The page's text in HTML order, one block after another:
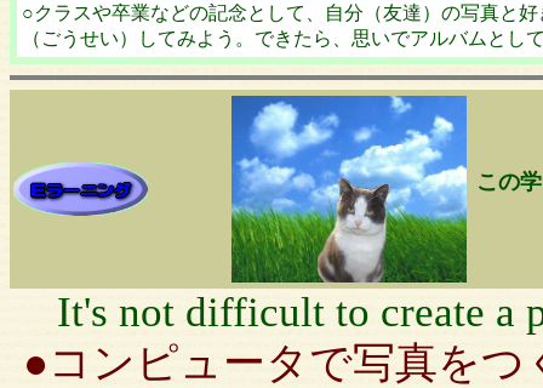
○クラスや卒業などの記念として、自分（友達）の写真と
（ごうせい）してみよう。できたら、思いでアルバムとし
この
It's not difficult to create a
● コンピュータ で写真をつ